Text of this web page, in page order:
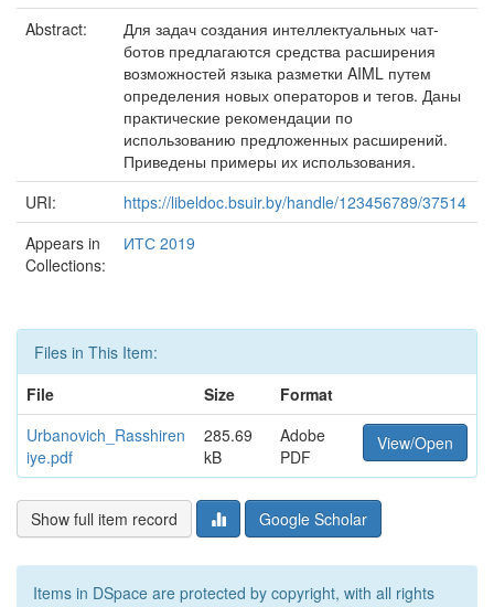
Abstract:
Для задач создания интеллектуальных чат-
ботов предлагаются средства расширения
возможностей языка разметки AIML путем
определения новых операторов и тегов. Даны
практические рекомендации по
использованию предложенных расширений.
Приведены примеры их использования.
URI:
https://libeldoc.bsuir.by/handle/123456789/37514
Appears in
Collections:
ИТС 2019
Files in This Item:
File
Size
Format
Urbanovich_Rasshiren
iye.pdf
285.69
kB
Adobe
PDF
View/Open
Show full item record Google Scholar
Items in DSpace are protected by copyright, with all rights